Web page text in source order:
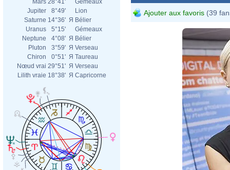
Mars 28°41'
Gémeaux
Jupiter
8°49'
Lion
Saturne 14°36' Я Bélier
Uranus
5°15'
Gémeaux
Neptune
4°08' Я Bélier
Pluton
3°59' Я Verseau
Chiron
0°51' Я Taureau
Nœud vrai 29°51' Я Verseau
Lilith vraie 18°38' Я Capricorne
Ajouter aux favoris (39